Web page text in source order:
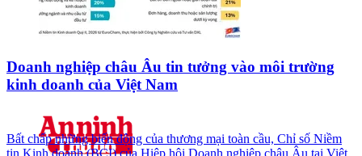
Doanh nghiệp châu Âu tin tưởng vào môi trường
kinh doanh của Việt Nam
Bất chấp những biến động của thương mại toàn cầu, Chỉ số Niềm
tin Kinh doanh (BCI) của Hiệp hội Doanh nghiệp châu Âu tại Việt